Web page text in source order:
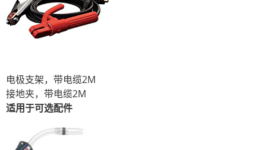
电极支架，带电缆2M
接地夹，带电缆2M
适用于可选配件